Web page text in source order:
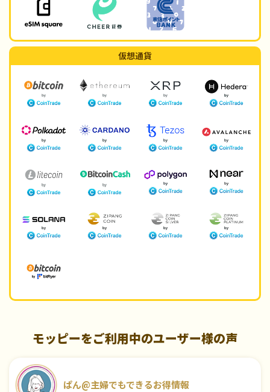
仮想通貨
モッピーをご利用中のユーザー様の声
ぱん@主婦でもできるお得情報